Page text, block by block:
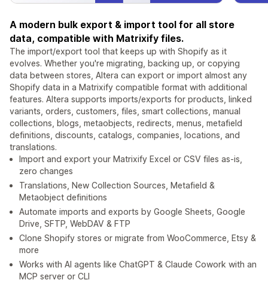
A modern bulk export & import tool for all store
data, compatible with Matrixify files.
The import/export tool that keeps up with Shopify as it
evolves. Whether you're migrating, backing up, or copying
data between stores, Altera can export or import almost any
Shopify data in a Matrixify compatible format with additional
features. Altera supports imports/exports for products, linked
variants, orders, customers, files, smart collections, manual
collections, blogs, metaobjects, redirects, menus, metafield
definitions, discounts, catalogs, companies, locations, and
translations.
Import and export your Matrixify Excel or CSV files as-is,
zero changes
Translations, New Collection Sources, Metafield &
Metaobject definitions
Automate imports and exports by Google Sheets, Google
Drive, SFTP, WebDAV & FTP
Clone Shopify stores or migrate from WooCommerce, Etsy &
more
Works with AI agents like ChatGPT & Claude Cowork with an
MCP server or CLI